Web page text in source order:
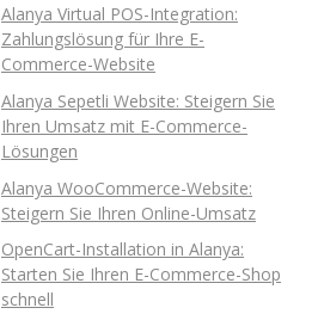
Alanya Virtual POS-Integration:
Zahlungslösung für Ihre E-
Commerce-Website
Alanya Sepetli Website: Steigern Sie
Ihren Umsatz mit E-Commerce-
Lösungen
Alanya WooCommerce-Website:
Steigern Sie Ihren Online-Umsatz
OpenCart-Installation in Alanya:
Starten Sie Ihren E-Commerce-Shop
schnell